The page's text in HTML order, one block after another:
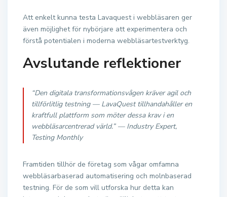
Att enkelt kunna testa Lavaquest i webbläsaren ger
även möjlighet för nybörjare att experimentera och
förstå potentialen i moderna webbläsartestverktyg.
Avslutande reflektioner
“Den digitala transformationsvågen kräver agil och
tillförlitlig testning — LavaQuest tillhandahåller en
kraftfull plattform som möter dessa krav i en
webbläsarcentrerad värld.” — Industry Expert,
Testing Monthly
Framtiden tillhör de företag som vågar omfamna
webbläsarbaserad automatisering och molnbaserad
testning. För de som vill utforska hur detta kan